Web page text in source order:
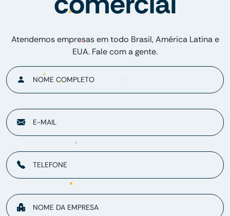
Atendemos empresas em todo Brasil, América Latina e
EUA. Fale com a gente.
NOME COMPLETO
E-MAIL
TELEFONE
NOME DA EMPRESA